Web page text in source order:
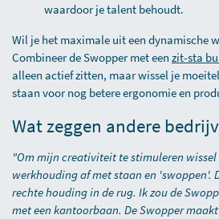
waardoor je talent behoudt.
Wil je het maximale uit een dynamische
Combineer de Swopper met een zit-sta
alleen actief zitten, maar wissel je
staan voor nog betere ergonomie en
Wat zeggen andere
"Om mijn creativiteit te stimuleren
werkhouding af met staan en 'swoppen'.
rechte houding in de rug. Ik zou de
met een kantoorbaan. De Swopper